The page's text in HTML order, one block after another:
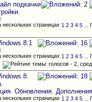
подкачки
1 2 3 4 5 ...
8.1
1 2 3 4 5 ...
8.
Обновления.
1 2 3 4 5 ...